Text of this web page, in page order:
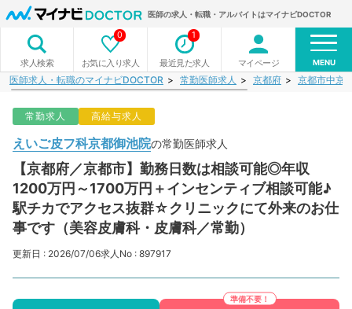
医師の求人・転職・アルバイトはマイナビDOCTOR
求人検索 お気に入り求人
0
最近見た求人
1
マイページ MENU
医師求人・転職のマイナビDOCTOR 常勤医師求人 京都府 京都市中京
常勤求人 高給与求人
えいご皮フ科京都御池院の常勤医師求人
【京都府／京都市】勤務日数は相談可能◎年収
1200万円～1700万円＋インセンティブ相談可能♪
駅チカでアクセス抜群☆クリニックにて外来のお仕
事です（美容皮膚科・皮膚科／常勤）
更新日 : 2026/07/06求人No : 897917